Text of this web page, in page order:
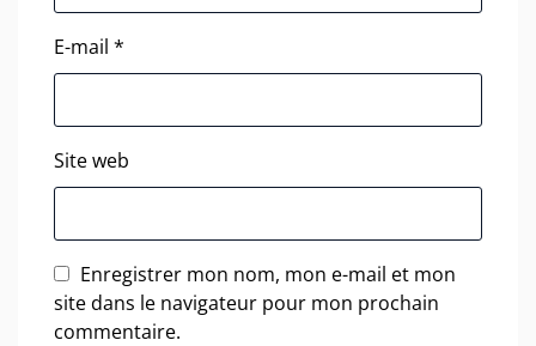
E-mail *
Site web
Enregistrer mon nom, mon e-mail et mon
site dans le navigateur pour mon prochain
commentaire.